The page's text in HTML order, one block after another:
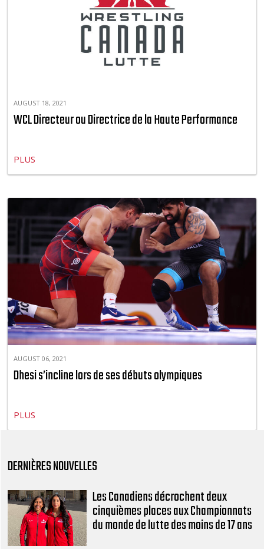
AUGUST 18, 2021
WCL Directeur ou Directrice de la Haute Performance
PLUS
AUGUST 06, 2021
Dhesi s’incline lors de ses débuts olympiques
PLUS
DERNIÈRES NOUVELLES
Les Canadiens décrochent deux
cinquièmes places aux Championnats
du monde de lutte des moins de 17 ans